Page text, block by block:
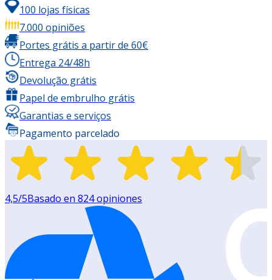
100 lojas físicas
7.000 opiniões
Portes grátis a partir de 60€
Entrega 24/48h
Devolução grátis
Papel de embrulho grátis
Garantias e serviços
Pagamento parcelado
4,5/5Basado en 824opiniones